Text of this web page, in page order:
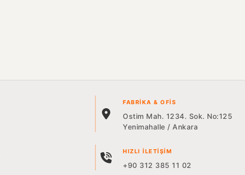
FABRIKA & OFIS
Ostim Mah. 1234. Sok. No:125
Yenimahalle / Ankara
HIZLI İLETIŞIM
+90 312 385 11 02